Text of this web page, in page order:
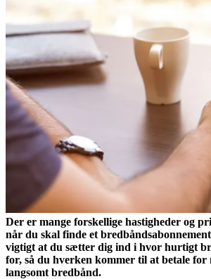
Der er mange forskellige hastigheder og
når du skal finde et
vigtigt at du sætter dig ind i hvor hurtigt
for, så du hverken kommer til at betale for
langsomt bredbånd.